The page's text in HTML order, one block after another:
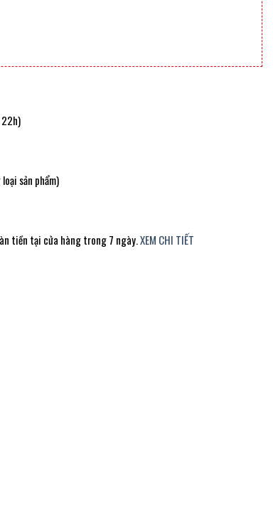
sản phẩm)
tiền tại cửa hàng trong 7 ngày.XEM CHI TIẾT